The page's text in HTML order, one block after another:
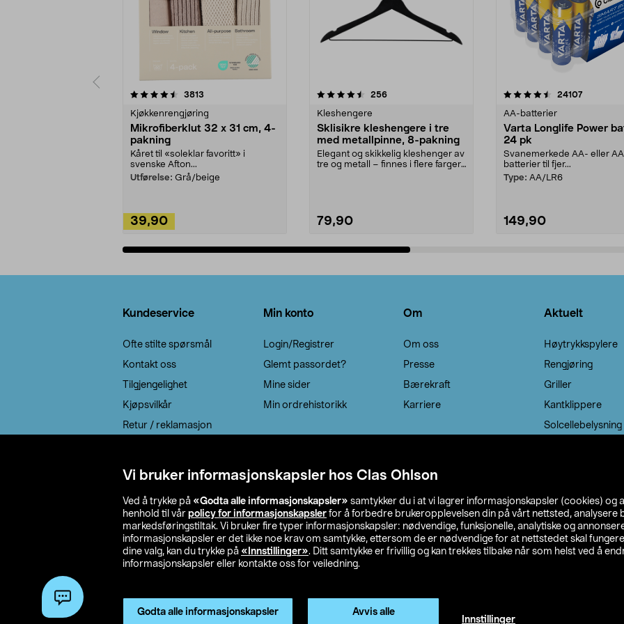
Vi bruker informasjonskapsler hos Clas Ohlson
Ved å trykke på «Godta alle informasjonskapsler» samtykker du i at vi lagrer informasjonskapsler (cookies) og
henhold til vår policy for informasjonskapsler for å forbedre brukeropplevelsen din på vårt nettsted, analysere
markedsføringstiltak. Vi bruker fire typer informasjonskapsler: nødvendige, funksjonelle, analytiske og
informasjonskapsler er det ikke noe krav om samtykke, ettersom de er nødvendige for at nettstedet skal
dine valg, kan du trykke på «Innstillinger». Ditt samtykke er frivillig og kan trekkes tilbake når som helst ved å
informasjonskapsler eller kontakte oss for veiledning.
Godta alle informasjonskapsler Avvis alle
Innstillinger
3813
Kjøkkenrengjøring
Mikrofiberklut 32 x 31 cm, 4-
pakning
Kåret til «soleklar favoritt» i
svenske Afton...
Utførelse: Grå/beige
39,90
4.5av 5 stjerner 256anmeldelser
Kleshengere
Sklisikre kleshengere i tre
med metallpinne, 8-pakning
Elegant og skikkelig kleshenger av
tre og metall – finnes i flere farger.
79,90
4.5av 5 stjerner 24107
AA-batterier
Varta Longlife Power
24 pk
Svanemerkede AA- eller
batterier til fjer...
Type: AA/LR6
149,90
4.5av 5 stjerner
Kundeservice
Ofte stilte spørsmål
Kontakt oss
Tilgjengelighet
Kjøpsvilkår
Retur / reklamasjon
Min konto
Login/Registrer
Glemt passordet?
Mine sider
Min ordrehistorikk
Om
Om oss
Presse
Bærekraft
Karriere
Aktuelt
Høytrykkspylere
Rengjøring
Griller
Kantklippere
Solcellebelysning